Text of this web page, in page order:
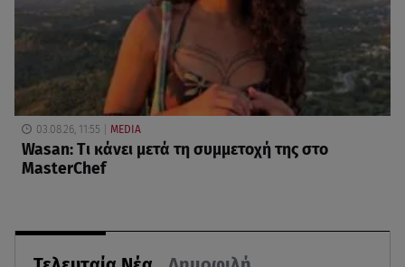
03.08.26, 11:55 MEDIA
Wasan: Tι κάνει μετά τη συμμετοχή της στο
MasterChef